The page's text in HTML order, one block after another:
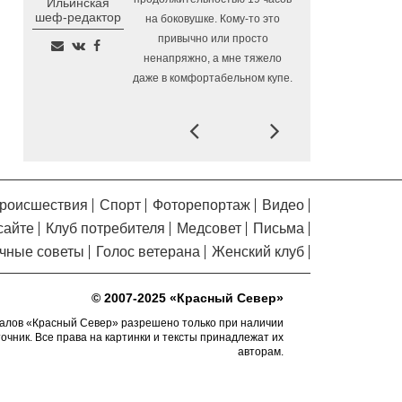
5.08.2026 09:57
Заблудившуюся семью с
двумя детьми нашли в лесу под Вологдой
Шесть вологодских
В Вологде объявлены даты
4.08.2026 16:38 На Вологодчине готовят
общественных наблюдателей к
предстоящим выборам
по «Телефону здоровья»
4.08.2026 15:36 На Горбатом мосту в
Вологде приступили к устройству опор и
Prev
шеф-редактор
на боковушке. Кому-то это
привычно или просто
ненапряжно, а мне тяжело
даже в комфортабельном купе.
Спорт Фоторепортаж
Видео
Клуб потребителя Медсовет
Письма
советы
Голос ветерана Женский клуб
© 2007-2025 «Красный Север»
«Красный Север» разрешено только при наличии
Все права на картинки и тексты принадлежат их
авторам.